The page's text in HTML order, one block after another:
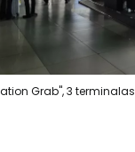
Grab", 3 terminalas